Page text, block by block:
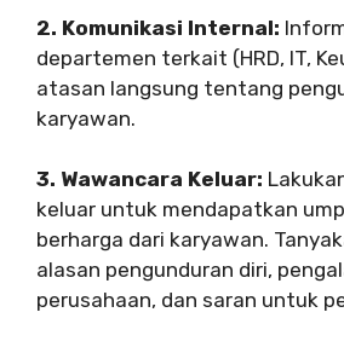
2. Komunikasi Internal:
departemen terkait (HRD, IT,
atasan langsung tentang
karyawan.
3. Wawancara Keluar:
keluar untuk mendapatkan
berharga dari karyawan.
alasan pengunduran diri,
perusahaan, dan saran untuk